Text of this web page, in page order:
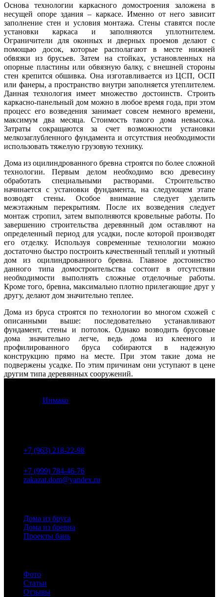
Основа технологии каркасного домостроения заложена в
несущей опоре здания – каркасе. Именно от него зависит
заполнение стен и условия монтажа. Стены ставятся после
установки каркаса и заполняются уплотнителем.
Ограничители для оконных и дверных проемов делают с
помощью досок, которые располагают в месте нижней
обвязки из брусьев. Затем на стойках, установленных на
опорные пластины или обвязную балку, с внешней стороны
стен крепится обшивка. Она изготавливается из ЦСП, ОСП
или фанеры, а пространство внутри заполняется утеплителем.
Данная технология имеет множество достоинств. Строить
каркасно-панельный дом можно в любое время года, при этом
процесс его возведения занимает совсем немного времени,
максимум два месяца. Стоимость такого дома невысока.
Затраты сокращаются за счет возможности установки
мелкозаглубленного фундамента и отсутствия необходимости
использовать тяжелую грузовую технику.
Дома из оцилиндрованного бревна строятся по более сложной
технологии. Первым делом необходимо всю древесину
обработать специальными растворами. Строительство
начинается с установки фундамента, на следующем этапе
возводят стены. Особое внимание следует уделить
межэтажным перекрытиям. После их возведения следует
монтаж стропил, затем выполняются кровельные работы. По
завершению строительства деревянный дом оставляют на
определенный период для усадки, после которой производят
его отделку. Используя современные технологии можно
достаточно быстро построить качественный теплый и уютный
дом из оцилиндрованного бревна. Главное достоинство
данного типа домостроительства состоит в отсутствии
необходимости выполнять сложные отделочные работы.
Кроме того, бревна, максимально плотно прилегающие друг у
другу, делают дом значительно теплее.
Дома из бруса строятся по технологии во многом схожей с
описанными выше: последовательно устанавливают
фундамент, стены и потолок. Однако возводить брусовые
дома значительно легче, ведь дома из клееного и
профилированного бруса собираются в надежную
конструкцию прямо на месте. При этом такие дома не
подвержены усадке. По этим причинам они уступают в цене
другим типа деревянных сооружений.
Инмако
+7 (963) 218-22-98
+7 (999) 784-46-76
zakazat.dom@yandex.ru
Дома из бруса
Дома из бревна
Проекты бань
Фото
Статьи
Отзывы